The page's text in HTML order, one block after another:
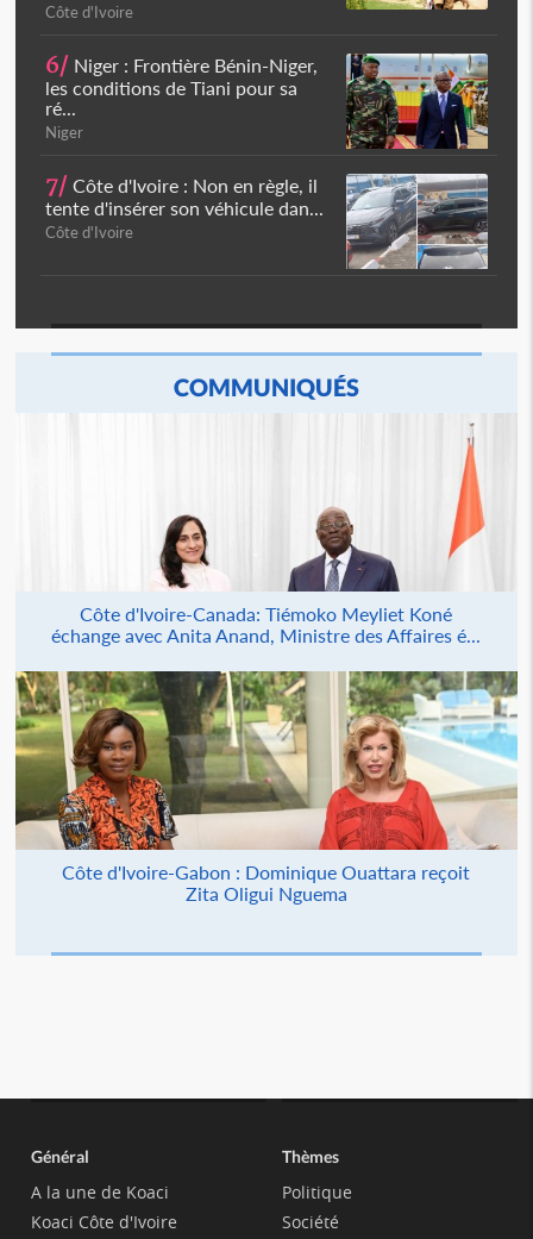
Côte d'Ivoire
6/ Niger : Frontière Bénin-Niger,
les conditions de Tiani pour sa
ré...
Niger
7/ Côte d'Ivoire : Non en règle, il
tente d'insérer son véhicule dan...
Côte d'Ivoire
COMMUNIQUÉS
Côte d'Ivoire-Canada: Tiémoko Meyliet Koné
échange avec Anita Anand, Ministre des Affaires é...
Côte d'Ivoire-Gabon : Dominique Ouattara reçoit
Zita Oligui Nguema
Général
A la une de Koaci
Koaci Côte d'Ivoire
Thèmes
Politique
Société